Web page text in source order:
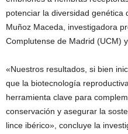
potenciar la diversidad genética
Muñoz Maceda, investigadora
Complutense de Madrid (UCM)
«Nuestros resultados, si bien
que la biotecnología
herramienta clave para
conservación y asegurar la
lince ibérico», concluye la